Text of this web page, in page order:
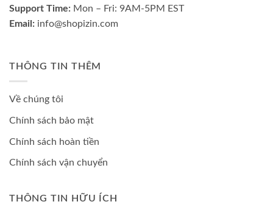
Support Time: Mon – Fri: 9AM-5PM EST
Email: info@shopizin.com
THÔNG TIN THÊM
Về chúng tôi
Chính sách bảo mật
Chính sách hoàn tiền
Chính sách vận chuyển
THÔNG TIN HỮU ÍCH